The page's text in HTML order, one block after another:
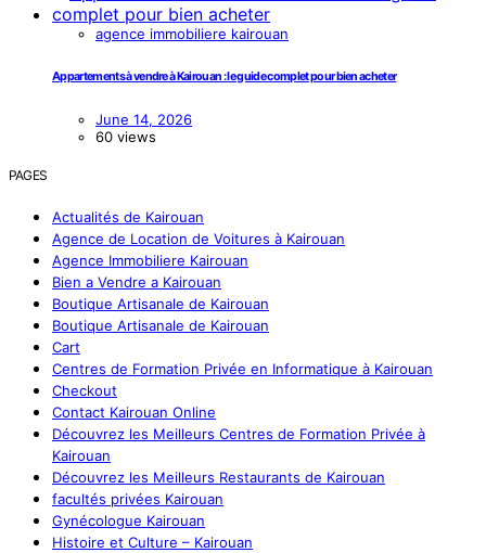
agence immobiliere kairouan
Appartements à vendre à Kairouan : le guide complet pour bien acheter
June 14, 2026
60 views
PAGES
Actualités de Kairouan
Agence de Location de Voitures à Kairouan
Agence Immobiliere Kairouan
Bien a Vendre a Kairouan
Boutique Artisanale de Kairouan
Boutique Artisanale de Kairouan
Cart
Centres de Formation Privée en Informatique à Kairouan
Checkout
Contact Kairouan Online
Découvrez les Meilleurs Centres de Formation Privée à
Kairouan
Découvrez les Meilleurs Restaurants de Kairouan
facultés privées Kairouan
Gynécologue Kairouan
Histoire et Culture – Kairouan